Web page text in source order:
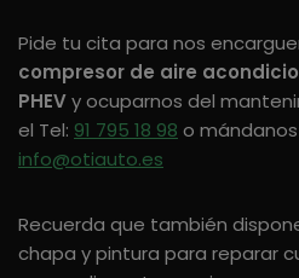
Pide tu cita para nos
compresor de aire
PHEVy ocuparnos del
el Tel: 91 795 18 98 o
info@otiauto.es
Recuerda que también
chapa y pintura para reparar